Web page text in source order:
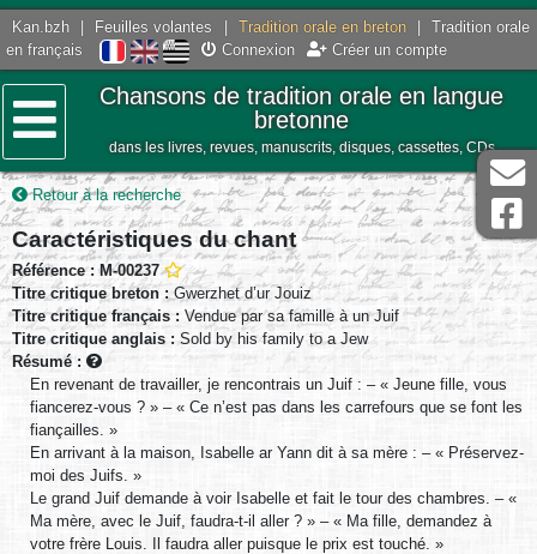
Kan.bzh Feuilles volantes Tradition orale en breton
Tradition orale
en français
Connexion Créer un compte
Menu
Chansons de tradition orale en langue
bretonne
dans les livres, revues, manuscrits, disques, cassettes, CDs
Retour à la recherche
Caractéristiques du chant
Référence : M-00237
Titre critique breton : Gwerzhet d’ur Jouiz
Titre critique français : Vendue par sa famille à un Juif
Titre critique anglais : Sold by his family to a Jew
Résumé :
En revenant de travailler, je rencontrais un Juif : – « Jeune fille, vous
fiancerez-vous ? » – « Ce n’est pas dans les carrefours que se font les
fiançailles. »
En arrivant à la maison, Isabelle ar Yann dit à sa mère : – « Préservez-
moi des Juifs. »
Le grand Juif demande à voir Isabelle et fait le tour des chambres. – «
Ma mère, avec le Juif, faudra-t-il aller ? » – « Ma fille, demandez à
votre frère Louis. Il faudra aller puisque le prix est touché. »